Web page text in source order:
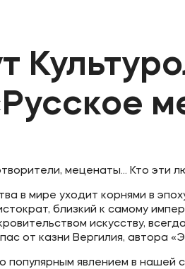
меценаты… Кто эти
в мире уходит корнями в
близкий к самому
искусству,
от казни Вергилия, автора
популярным явлением в нашей